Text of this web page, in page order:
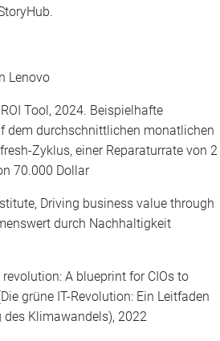
Lenovo
Tool, 2024. Beispielhafte
dem durchschnittlichen monatlichen
Zyklus, einer Reparaturrate von 2
70.000 Dollar
Driving business value through
durch Nachhaltigkeit
A blueprint for CIOs to
grüne IT-Revolution: Ein Leitfaden
des Klimawandels), 2022